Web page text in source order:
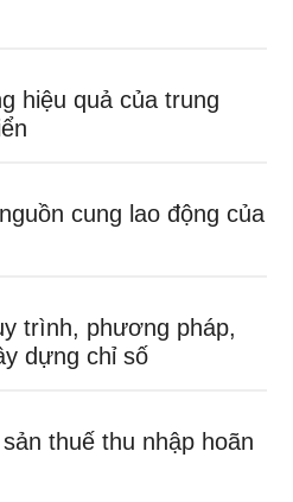
hiệu quả của trung
cung lao động của
trình, phương pháp,
dựng chỉ số
thuế thu nhập hoãn